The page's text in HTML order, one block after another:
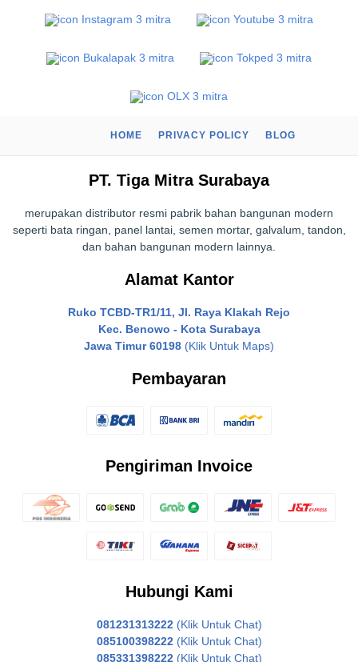
HOME PRIVACY POLICY BLOG
PT. Tiga Mitra Surabaya
merupakan distributor resmi pabrik bahan bangunan modern
seperti bata ringan, panel lantai, semen mortar, galvalum, tandon,
dan bahan bangunan modern lainnya.
Alamat Kantor
Ruko TCBD-TR1/11, Jl. Raya Klakah Rejo
Kec. Benowo - Kota Surabaya
Jawa Timur 60198 (Klik Untuk Maps)
Pembayaran
Pengiriman Invoice
Hubungi Kami
081231313222 (Klik Untuk Chat)
085100398222 (Klik Untuk Chat)
085331398222 (Klik Untuk Chat)